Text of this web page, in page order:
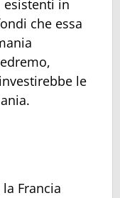
in
che essa
le
Francia